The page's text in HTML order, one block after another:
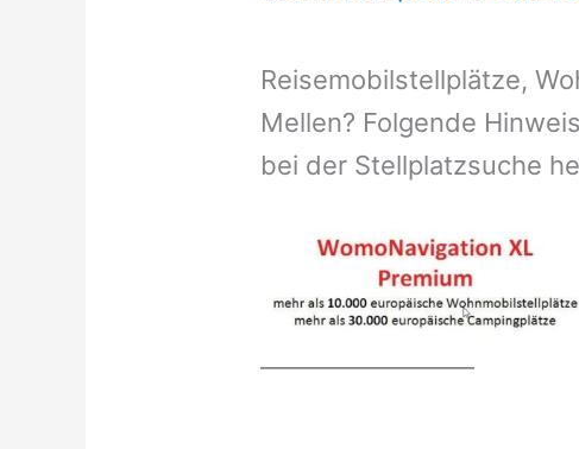
Reisemobilstellplätze,
Mellen? Folgende
bei der Stellplatzsuche